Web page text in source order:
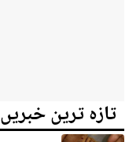
تازہ ترین خبریں